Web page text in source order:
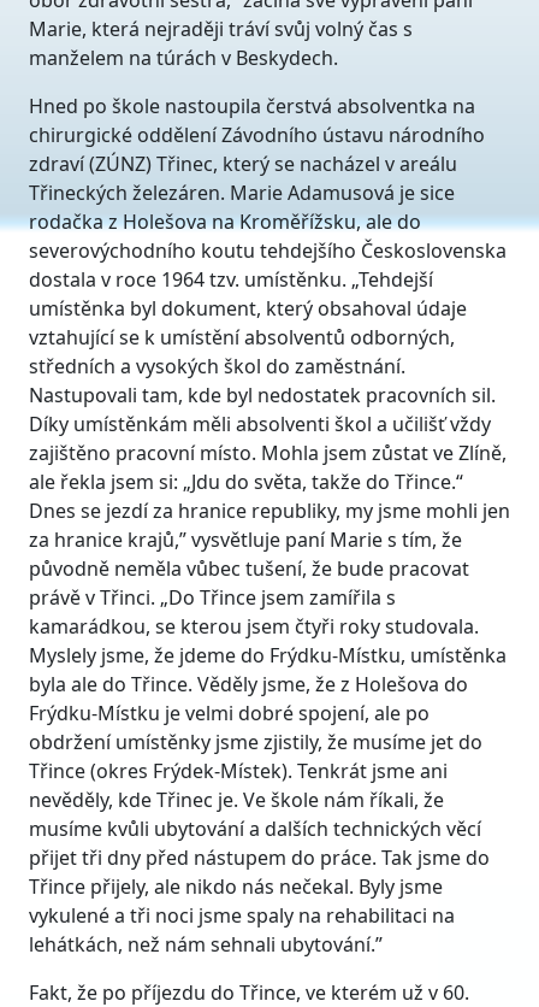
Marie, která nejraději tráví svůj volný čas s
manželem na túrách v Beskydech.
Hned po škole nastoupila čerstvá absolventka na
chirurgické oddělení Závodního ústavu národního
zdraví (ZÚNZ) Třinec, který se nacházel v areálu
Třineckých železáren. Marie Adamusová je sice
rodačka z Holešova na Kroměřížsku, ale do
severovýchodního koutu tehdejšího Československa
dostala v roce 1964 tzv. umístěnku. „Tehdejší
umístěnka byl dokument, který obsahoval údaje
vztahující se k umístění absolventů odborných,
středních a vysokých škol do zaměstnání.
Nastupovali tam, kde byl nedostatek pracovních sil.
Díky umístěnkám měli absolventi škol a učilišť vždy
zajištěno pracovní místo. Mohla jsem zůstat ve Zlíně,
ale řekla jsem si: „Jdu do světa, takže do Třince.“
Dnes se jezdí za hranice republiky, my jsme mohli jen
za hranice krajů,” vysvětluje paní Marie s tím, že
původně neměla vůbec tušení, že bude pracovat
právě v Třinci. „Do Třince jsem zamířila s
kamarádkou, se kterou jsem čtyři roky studovala.
Myslely jsme, že jdeme do Frýdku-Místku, umístěnka
byla ale do Třince. Věděly jsme, že z Holešova do
Frýdku-Místku je velmi dobré spojení, ale po
obdržení umístěnky jsme zjistily, že musíme jet do
Třince (okres Frýdek-Místek). Tenkrát jsme ani
nevěděly, kde Třinec je. Ve škole nám říkali, že
musíme kvůli ubytování a dalších technických věcí
přijet tři dny před nástupem do práce. Tak jsme do
Třince přijely, ale nikdo nás nečekal. Byly jsme
vykulené a tři noci jsme spaly na rehabilitaci na
lehátkách, než nám sehnali ubytování.”
Fakt, že po příjezdu do Třince, ve kterém už v 60.